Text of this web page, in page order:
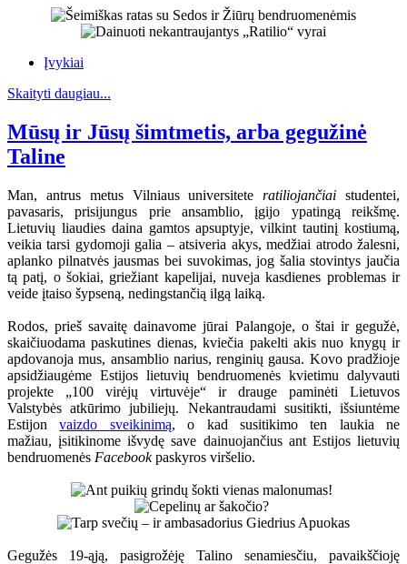
Įvykiai
Skaityti daugiau...
Mūsų ir Jūsų šimtmetis, arba gegužinė
Taline
Man, antrus metus Vilniaus universiteteratiliojančiai studentei,
pavasaris, prisijungus prie ansamblio, įgijo ypatingą reikšmę.
Lietuvių liaudies daina gamtos apsuptyje, vilkint tautinį kostiumą,
veikia tarsi gydomoji galia – atsiveria akys, medžiai atrodo žalesni,
aplanko pilnatvės jausmas bei suvokimas, jog šalia stovintys jaučia
tą patį, o šokiai, griežiant kapelijai, nuveja kasdienes problemas ir
veide įtaiso šypseną, nedingstančią ilgą laiką.
Rodos, prieš savaitę dainavome jūrai Palangoje, o štai ir gegužė,
skaičiuodama paskutines dienas, kviečia pakelti akis nuo knygų ir
apdovanoja mus, ansamblio narius, renginių gausa. Kovo pradžioje
apsidžiaugėme Estijos lietuvių bendruomenės kvietimu dalyvauti
projekte „100 virėjų virtuvėje“ ir drauge paminėti Lietuvos
Valstybės atkūrimo jubiliejų. Nekantraudami susitikti, išsiuntėme
Estijonvaizdo sveikinimą, o kad susitikimo ten laukia ne
mažiau, įsitikinome išvydę save dainuojančius ant Estijos lietuvių
bendruomenės Facebookpaskyros viršelio.
Gegužės 19-ąją, pasigrožėję Talino senamiesčiu, pavaikščioję